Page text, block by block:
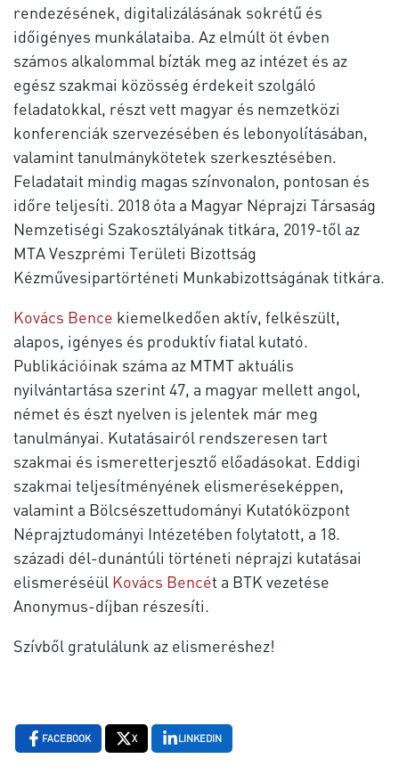
rendezésének, digitalizálásának sokrétű és
időigényes munkálataiba. Az elmúlt öt évben
számos alkalommal bízták meg az intézet és az
egész szakmai közösség érdekeit szolgáló
feladatokkal, részt vett magyar és nemzetközi
konferenciák szervezésében és lebonyolításában,
valamint tanulmánykötetek szerkesztésében.
Feladatait mindig magas színvonalon, pontosan és
időre teljesíti. 2018 óta a Magyar Néprajzi Társaság
Nemzetiségi Szakosztályának titkára, 2019-től az
MTA Veszprémi Területi Bizottság
Kézművesipartörténeti Munkabizottságának titkára.
Kovács Bence kiemelkedően aktív, felkészült,
alapos, igényes és produktív fiatal kutató.
Publikációinak száma az MTMT aktuális
nyilvántartása szerint 47, a magyar mellett angol,
német és észt nyelven is jelentek már meg
tanulmányai. Kutatásairól rendszeresen tart
szakmai és ismeretterjesztő előadásokat. Eddigi
szakmai teljesítményének elismeréseképpen,
valamint a Bölcsészettudományi Kutatóközpont
Néprajztudományi Intézetében folytatott, a 18.
századi dél-dunántúli történeti néprajzi kutatásai
elismeréséül Kovács Bencét a BTK vezetése
Anonymus-díjban részesíti.
Szívből gratulálunk az elismeréshez!
FACEBOOK X LINKEDIN